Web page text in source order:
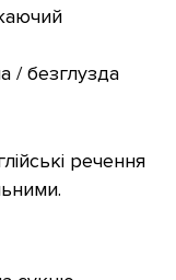
/ безглузда
речення